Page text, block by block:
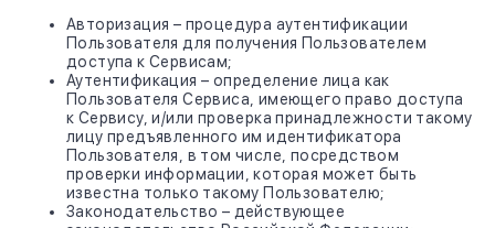
Авторизация – процедура аутентификации
Пользователя для получения Пользователем
доступа к Сервисам;
Аутентификация – определение лица как
Пользователя Сервиса, имеющего право доступа
к Сервису, и/или проверка принадлежности такому
лицу предъявленного им идентификатора
Пользователя, в том числе, посредством
проверки информации, которая может быть
известна только такому Пользователю;
Законодательство – действующее